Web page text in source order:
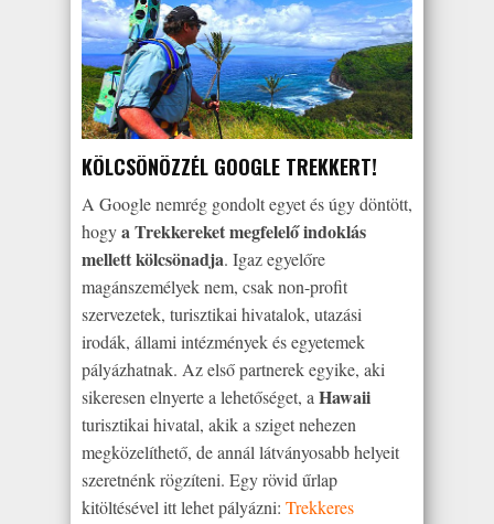
KÖLCSÖNÖZZÉL GOOGLE TREKKERT!
A Google nemrég gondolt egyet és úgy döntött,
hogya Trekkereket megfelelő indoklás
mellett kölcsönadja. Igaz egyelőre
magánszemélyek nem, csak non-profit
szervezetek, turisztikai hivatalok, utazási
irodák, állami intézmények és egyetemek
pályázhatnak. Az első partnerek egyike, aki
sikeresen elnyerte a lehetőséget, a Hawaii
turisztikai hivatal, akik a sziget nehezen
megközelíthető, de annál látványosabb helyeit
szeretnénk rögzíteni. Egy rövid űrlap
kitöltésével itt lehet pályázni: Trekkeres